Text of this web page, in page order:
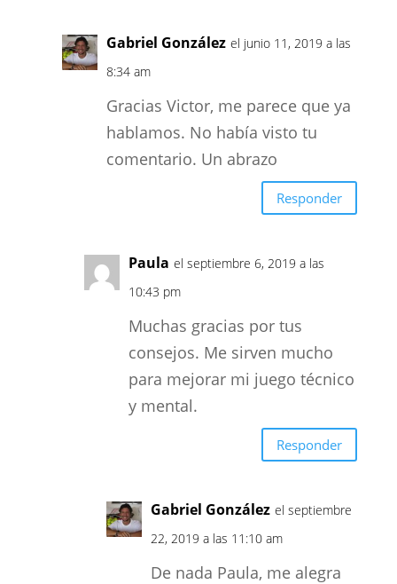
Gabriel González el junio 11, 2019 a las
8:34 am
Gracias Victor, me parece que ya
hablamos. No había visto tu
comentario. Un abrazo
Responder
Paula el septiembre 6, 2019 a las
10:43 pm
Muchas gracias por tus
consejos. Me sirven mucho
para mejorar mi juego técnico
y mental.
Responder
Gabriel González el septiembre
22, 2019 a las 11:10 am
De nada Paula, me alegra